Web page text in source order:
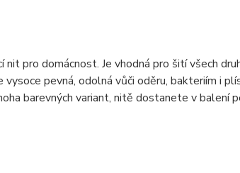
pro domácnost. Je vhodná pro šití všech
pevná, odolná vůči oděru, bakteriím i
barevných variant, nitě dostanete v balení